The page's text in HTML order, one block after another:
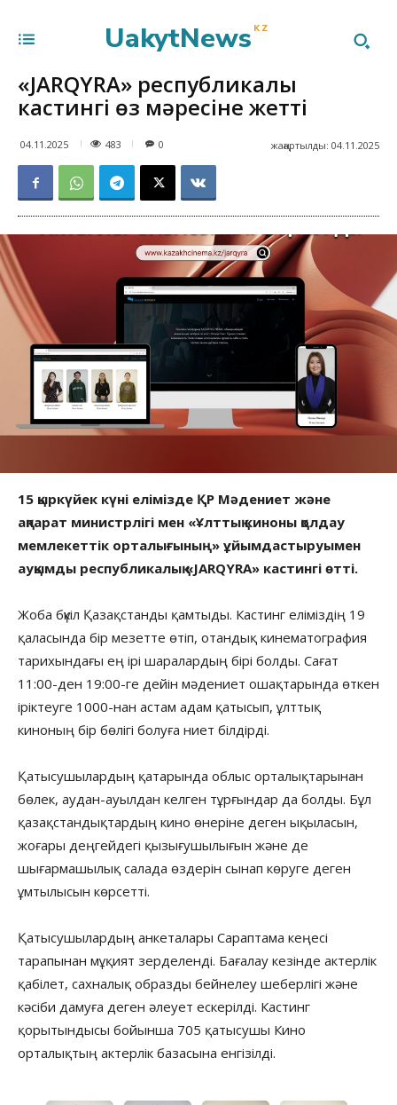
UakytNews KZ
«JARQYRA» республикалық
кастингі өз мәресіне жетті
04.11.2025 483 жаңартылды: 04.11.2025
0
15 қыркүйек күні елімізде ҚР Мәдениет және
ақпарат министрлігі мен «Ұлттық киноны қолдау
мемлекеттік орталығының» ұйымдастыруымен
ауқымды республикалық «JARQYRA» кастингі өтті.
Жоба бүкіл Қазақстанды қамтыды. Кастинг еліміздің 19
қаласында бір мезетте өтіп, отандық кинематография
тарихындағы ең ірі шаралардың бірі болды. Сағат
11:00-ден 19:00-ге дейін мәдениет ошақтарында өткен
іріктеуге 1000-нан астам адам қатысып, ұлттық
киноның бір бөлігі болуға ниет білдірді.
Қатысушылардың қатарында облыс орталықтарынан
бөлек, аудан-ауылдан келген тұрғындар да болды. Бұл
қазақстандықтардың кино өнеріне деген ықыласын,
жоғары деңгейдегі қызығушылығын және де
шығармашылық салада өздерін сынап көруге деген
ұмтылысын көрсетті.
Қатысушылардың анкеталары Сараптама кеңесі
тарапынан мұқият зерделенді. Бағалау кезінде актерлік
қабілет, сахналық образды бейнелеу шеберлігі және
кәсіби дамуға деген әлеует ескерілді. Кастинг
қорытындысы бойынша 705 қатысушы Кино
орталықтың актерлік базасына енгізілді.